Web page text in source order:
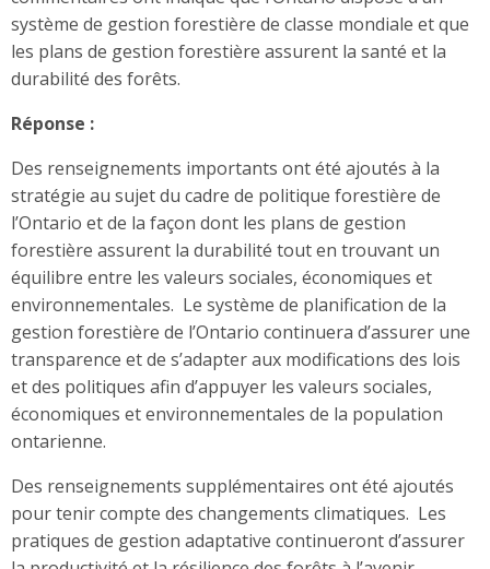
système de gestion forestière de classe mondiale et que
les plans de gestion forestière assurent la santé et la
durabilité des forêts.
Réponse :
Des renseignements importants ont été ajoutés à la
stratégie au sujet du cadre de politique forestière de
l’Ontario et de la façon dont les plans de gestion
forestière assurent la durabilité tout en trouvant un
équilibre entre les valeurs sociales, économiques et
environnementales. Le système de planification de la
gestion forestière de l’Ontario continuera d’assurer une
transparence et de s’adapter aux modifications des lois
et des politiques afin d’appuyer les valeurs sociales,
économiques et environnementales de la population
ontarienne.
Des renseignements supplémentaires ont été ajoutés
pour tenir compte des changements climatiques. Les
pratiques de gestion adaptative continueront d’assurer